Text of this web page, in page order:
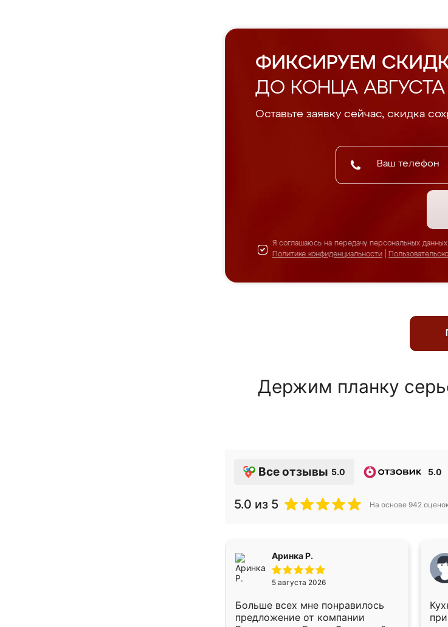
ФИКСИРУЕМ
ДО КОНЦА АВГУСТА
Оставьте заявку сейчас, скидка
Я соглашаюсь на передачу персональных
Политике конфиденциальности
Держим планку
Все отзывы 5.0 5.0
5.0 из 5 На основе 942
Аринка Р.
5 августа 2026
Больше всех мне понравилось
предложение от компании